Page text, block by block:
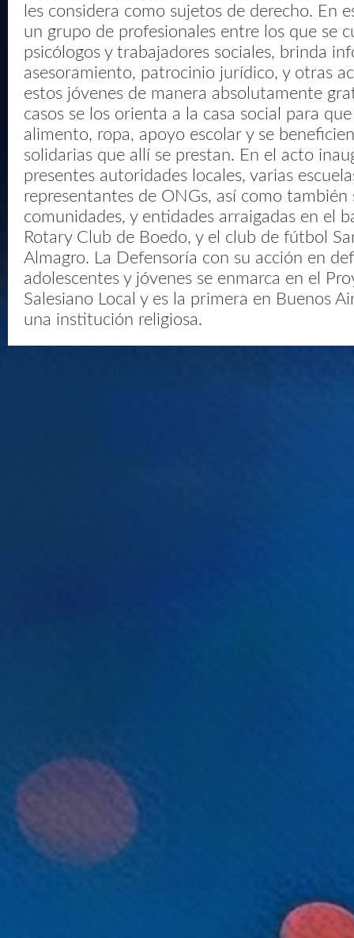
les considera como sujetos de derecho. En
un grupo de profesionales entre los que se
psicólogos y trabajadores sociales, brinda
asesoramiento, patrocinio jurídico, y otras
estos jóvenes de manera absolutamente
casos se los orienta a la casa social para
alimento, ropa, apoyo escolar y se
solidarias que allí se prestan. En el acto
presentes autoridades locales, varias
representantes de ONGs, así como también
comunidades, y entidades arraigadas en el
Rotary Club de Boedo, y el club de fútbol
Almagro. La Defensoría con su acción en
adolescentes y jóvenes se enmarca en el
Salesiano Local y es la primera en Buenos
una institución religiosa.